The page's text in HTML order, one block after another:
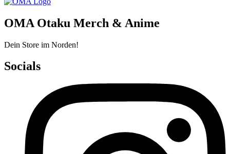
OMA Otaku Merch & Anime
Dein Store im Norden!
Socials